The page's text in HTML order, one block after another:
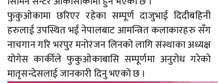
फुकुओकामा छरिएर रहेका सम्पूर्ण दाजुभाई दिदीबहिनी
हरुलाई उपस्थित भई नेपालबाट आमन्त्रित कलाकारहरु सँग
नाचगान गरि भरपुर मनोरंजन लिनको लागि संस्थाका अध्यक्ष
योगेस कार्कीले फुकुओकाबासि सम्पूर्णमा अनुरोध गरेको
मातृसन्देसलाई जानकारी दिनु भएको छ ।